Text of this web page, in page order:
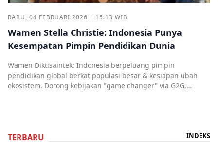
RABU, 04 FEBRUARI 2026 | 15:13 WIB
Wamen Stella Christie: Indonesia Punya
Kesempatan Pimpin Pendidikan Dunia
Wamen Diktisaintek: Indonesia berpeluang pimpin
pendidikan global berkat populasi besar & kesiapan ubah
ekosistem. Dorong kebijakan "game changer" via G2G,
TERBARU INDEKS